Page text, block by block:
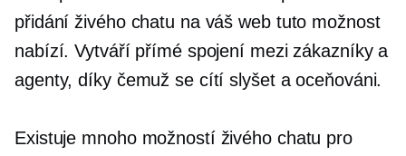
přidání živého chatu na váš web tuto možnost
nabízí. Vytváří přímé spojení mezi zákazníky a
agenty, díky čemuž se cítí slyšet a oceňováni.
Existuje mnoho možností živého chatu pro